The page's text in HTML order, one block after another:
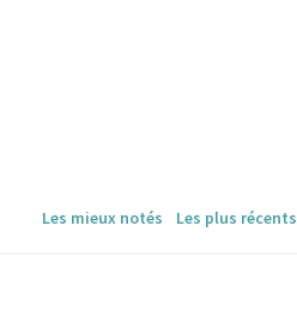
Les mieux notés Les plus récents